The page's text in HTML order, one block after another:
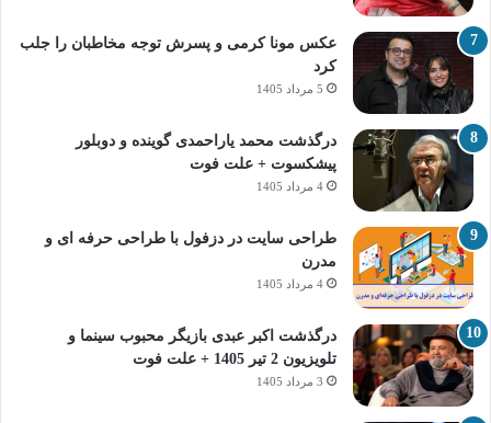
عکس مونا کرمی و پسرش توجه مخاطبان را جلب
کرد
5 مرداد 1405
درگذشت محمد یاراحمدی گوینده و دوبلور
پیشکسوت + علت فوت
4 مرداد 1405
طراحی سایت در دزفول با طراحی حرفه‌ ای و
مدرن
4 مرداد 1405
درگذشت اکبر عبدی بازیگر محبوب سینما و
تلویزیون 2 تیر 1405 + علت فوت
3 مرداد 1405